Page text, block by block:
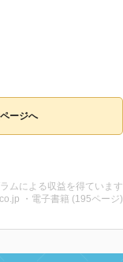
ージへ
ムによる収益を得ています
・電子書籍 (195ページ)